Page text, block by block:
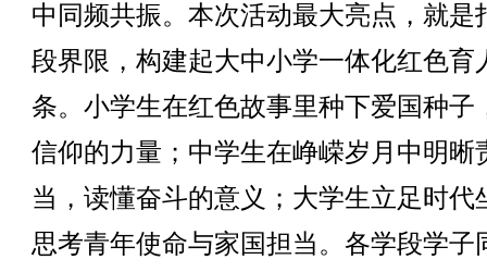
中同频共振。本次活动最大亮点，就是
段界限，构建起大中小学一体化红色育
条。小学生在红色故事里种下爱国种子
信仰的力量；中学生在峥嵘岁月中明晰
当，读懂奋斗的意义；大学生立足时代
思考青年使命与家国担当。各学段学子